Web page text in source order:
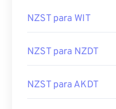
NZST para WIT
NZST para NZDT
NZST para AKDT